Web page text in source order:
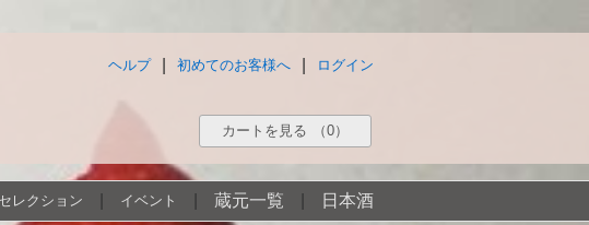
ログイン
初めてのお客様へ
ヘルプ
カートを見る （0）
レクション イベント 蔵元一覧 日本酒